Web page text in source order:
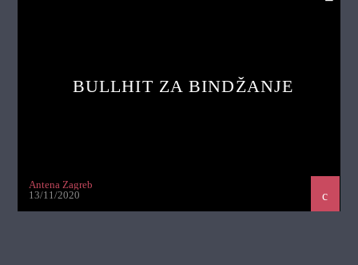
BULLHIT ZA BINDŽANJE
Antena Zagreb
13/11/2020